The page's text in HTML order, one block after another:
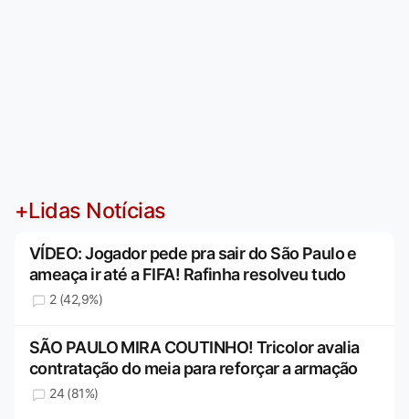
+Lidas Notícias
VÍDEO: Jogador pede pra sair do São Paulo e
ameaça ir até a FIFA! Rafinha resolveu tudo
2 (42,9%)
SÃO PAULO MIRA COUTINHO! Tricolor avalia
contratação do meia para reforçar a armação
24 (81%)